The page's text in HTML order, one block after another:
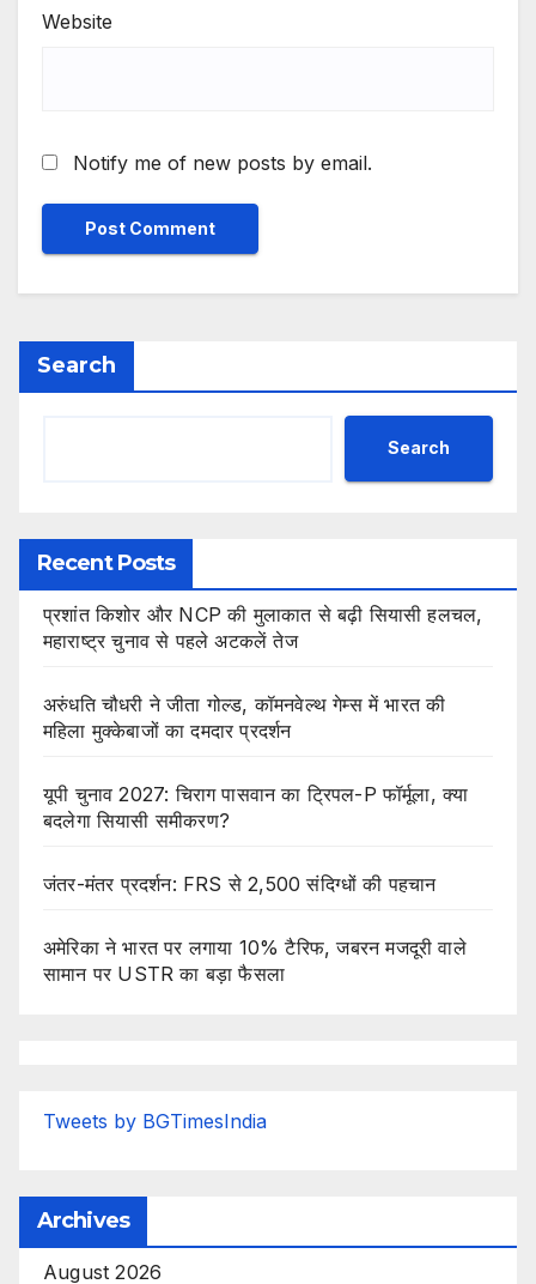
Website
Notify me of new posts by email.
Search
Search
Recent Posts
प्रशांत किशोर और NCP की मुलाकात से बढ़ी सियासी हलचल,
महाराष्ट्र चुनाव से पहले अटकलें तेज
अरुंधति चौधरी ने जीता गोल्ड, कॉमनवेल्थ गेम्स में भारत की
महिला मुक्केबाजों का दमदार प्रदर्शन
यूपी चुनाव 2027: चिराग पासवान का ट्रिपल-P फॉर्मूला, क्या
बदलेगा सियासी समीकरण?
जंतर-मंतर प्रदर्शन: FRS से 2,500 संदिग्धों की पहचान
अमेरिका ने भारत पर लगाया 10% टैरिफ, जबरन मजदूरी वाले
सामान पर USTR का बड़ा फैसला
Tweets by BGTimesIndia
Archives
August 2026